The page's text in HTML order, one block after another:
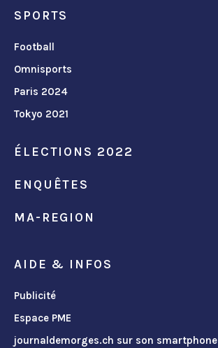
SPORTS
Football
Omnisports
Paris 2024
Tokyo 2021
ÉLECTIONS 2022
ENQUÊTES
MA-REGION
AIDE & INFOS
Publicité
Espace PME
journaldemorges.ch sur son smartphone